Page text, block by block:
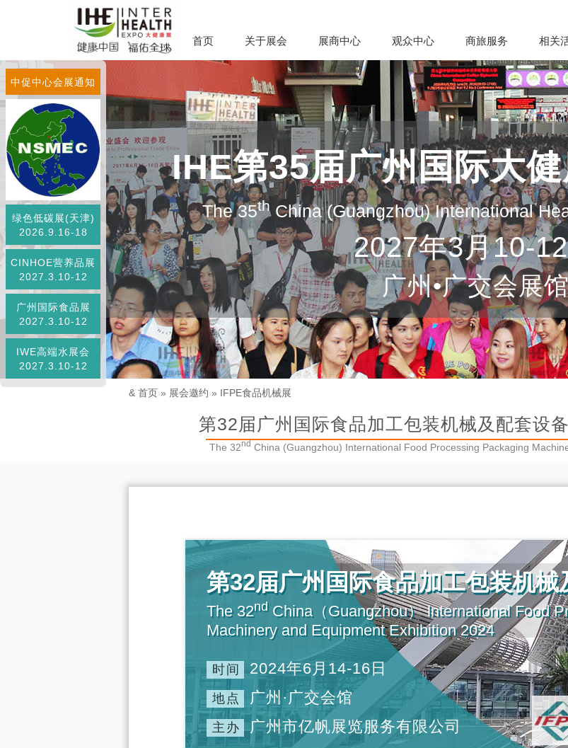
首页 关于展会 展商中心 观众中心 商旅服务 相关
IHE第35届广州国际大
The 35thChina (Guangzhou) International
2027年3月10-
广州•广交会展
中促中心会展通知
绿色低碳展(天津)
2026.9.16-18
CINHOE营养品展
2027.3.10-12
广州国际食品展
2027.3.10-12
IWE高端水展会
2027.3.10-12
& 首页 » 展会邀约 » IFPE食品机械展
第32届广州国际食品加工包装机械及配套设
The 32nd China (Guangzhou) International Food Processing Packaging
第32届广州国际食品加工包装机械
The 32ndChina（Guangzhou） lnternational Food
Machinery and Equipment Exhibition 2024
时间 2024年6月14-16日
地点 广州·广交会馆
主办 广州市亿帆展览服务有限公司